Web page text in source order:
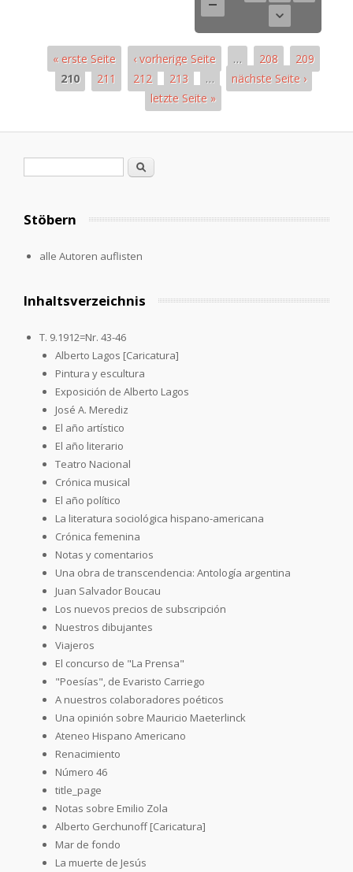
« erste Seite ‹ vorherige Seite … 208
209
210
211 212 213 …
nächste Seite ›
letzte Seite »
Search
Stöbern
alle Autoren auflisten
Inhaltsverzeichnis
T. 9.1912=Nr. 43-46
Alberto Lagos [Caricatura]
Pintura y escultura
Exposición de Alberto Lagos
José A. Merediz
El año artístico
El año literario
Teatro Nacional
Crónica musical
El año político
La literatura sociológica hispano-americana
Crónica femenina
Notas y comentarios
Una obra de transcendencia: Antología argentina
Juan Salvador Boucau
Los nuevos precios de subscripción
Nuestros dibujantes
Viajeros
El concurso de "La Prensa"
"Poesías", de Evaristo Carriego
A nuestros colaboradores poéticos
Una opinión sobre Mauricio Maeterlinck
Ateneo Hispano Americano
Renacimiento
Número 46
title_page
Notas sobre Emilio Zola
Alberto Gerchunoff [Caricatura]
Mar de fondo
La muerte de Jesús